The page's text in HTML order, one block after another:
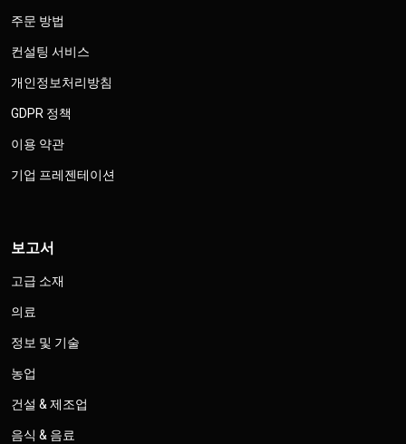
주문 방법
컨설팅 서비스
개인정보처리방침
GDPR 정책
이용 약관
기업 프레젠테이션
보고서
고급 소재
의료
정보 및 기술
농업
건설 & 제조업
음식 & 음료